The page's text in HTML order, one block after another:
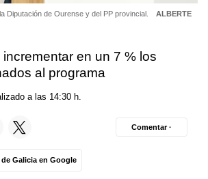
Diputación de Ourense y del PP provincial.
ALBERTE
en un 7 % los
al programa
a las 14:30 h.
Galicia en Google
Comentar ·